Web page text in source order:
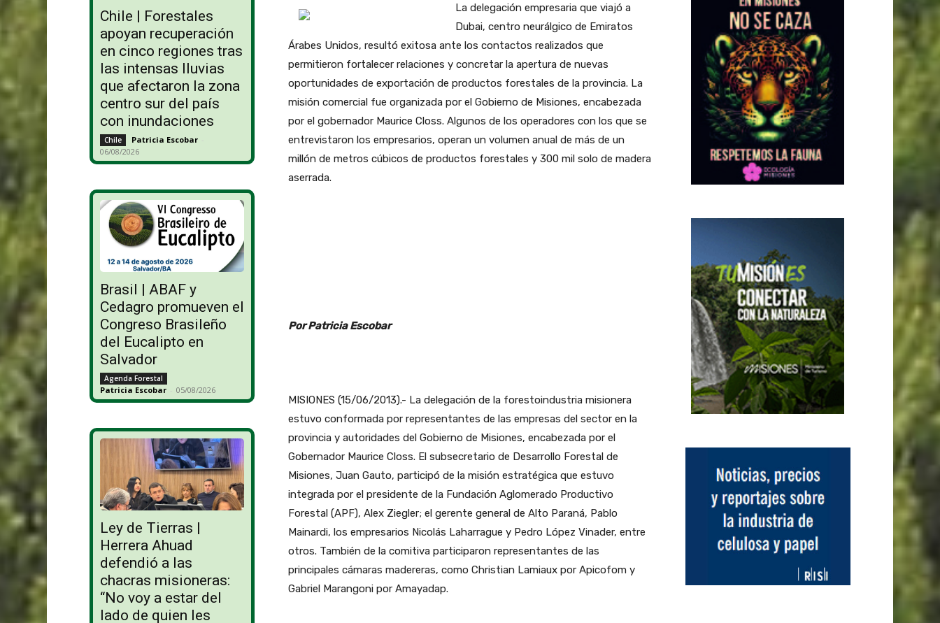
Chile | Forestales
apoyan recuperación
en cinco regiones tras
las intensas lluvias
que afectaron la zona
centro sur del país
con inundaciones
Chile Patricia Escobar -
06/08/2026
Brasil | ABAF y
Cedagro promueven el
Congreso Brasileño
del Eucalipto en
Salvador
Agenda Forestal
Patricia Escobar - 05/08/2026
Ley de Tierras |
Herrera Ahuad
defendió a las
chacras misioneras:
“No voy a estar del
lado de quien les
La delegación empresaria que viajó a
Dubai, centro neurálgico de Emiratos
Árabes Unidos, resultó exitosa ante los contactos realizados que
permitieron fortalecer relaciones y concretar la apertura de nuevas
oportunidades de exportación de productos forestales de la provincia. La
misión comercial fue organizada por el Gobierno de Misiones, encabezada
por el gobernador Maurice Closs. Algunos de los operadores con los que se
entrevistaron los empresarios, operan un volumen anual de más de un
millón de metros cúbicos de productos forestales y 300 mil solo de madera
aserrada.
Por Patricia Escobar
MISIONES (15/06/2013).- La delegación de la forestoindustria misionera
estuvo conformada por representantes de las empresas del sector en la
provincia y autoridades del Gobierno de Misiones, encabezada por el
Gobernador Maurice Closs. El subsecretario de Desarrollo Forestal de
Misiones, Juan Gauto, participó de la misión estratégica que estuvo
integrada por el presidente de la Fundación Aglomerado Productivo
Forestal (APF), Alex Ziegler; el gerente general de Alto Paraná, Pablo
Mainardi, los empresarios Nicolás Laharrague y Pedro López Vinader, entre
otros. También de la comitiva participaron representantes de las
principales cámaras madereras, como Christian Lamiaux por Apicofom y
Gabriel Marangoni por Amayadap.